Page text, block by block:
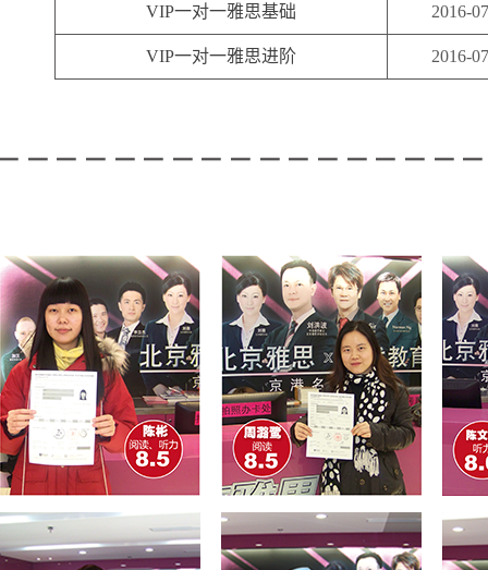
VIP一对一雅思基础 2016-
VIP一对一雅思进阶 2016-